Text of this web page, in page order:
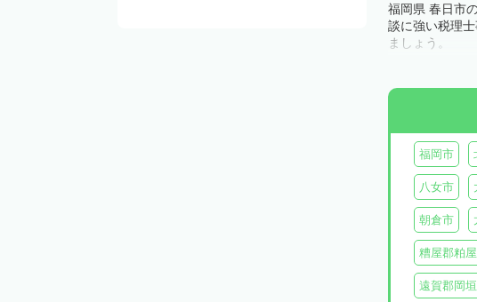
福岡県 春日市
談に強い税理
ましょう。
福岡市
八女市
朝倉市
糟屋郡粕
遠賀郡岡